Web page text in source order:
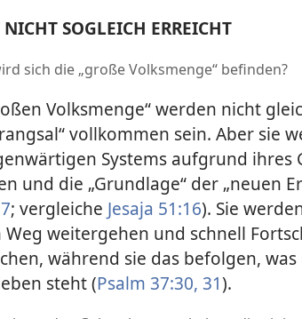
SOGLEICH ERREICHT
sich die „große Volksmenge“ befinden?
Volksmenge“ werden nicht
vollkommen sein. Aber sie
Systems aufgrund ihres
und die „Grundlage“ der „neuen
; vergleiche Jesaja 51:16). Sie
weitergehen und schnell
während sie das befolgen, was
steht (Psalm 37:30, 31).